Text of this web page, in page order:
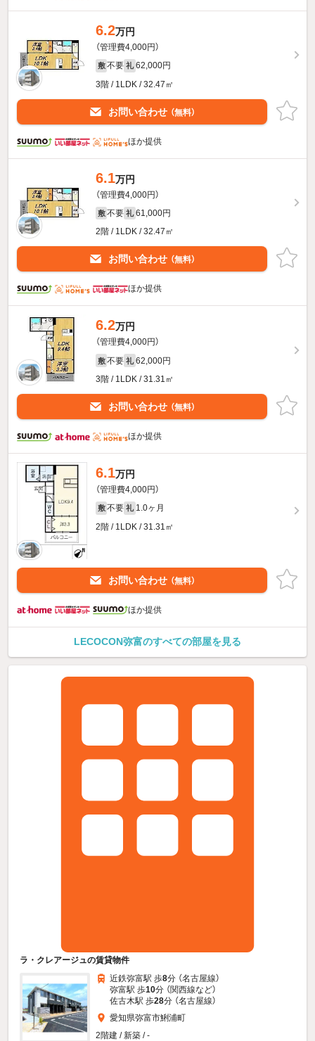
6.2万円
（管理費4,000円）
敷 不要 礼 62,000円
3階 / 1LDK / 32.47㎡
お問い合わせ （無料）
ほか提供
6.1万円
（管理費4,000円）
敷 不要 礼 61,000円
2階 / 1LDK / 32.47㎡
お問い合わせ （無料）
ほか提供
6.2万円
（管理費4,000円）
敷 不要 礼 62,000円
3階 / 1LDK / 31.31㎡
お問い合わせ （無料）
ほか提供
6.1万円
（管理費4,000円）
敷 不要 礼 1.0ヶ月
2階 / 1LDK / 31.31㎡
お問い合わせ （無料）
ほか提供
LECOCON弥富のすべての部屋を見る
ラ・クレアージュの賃貸物件
近鉄弥富駅 歩8分 （名古屋線）
弥富駅 歩10分 （関西線など）
佐古木駅 歩28分 （名古屋線）
愛知県弥富市鯏浦町
2階建 / 新築 / -